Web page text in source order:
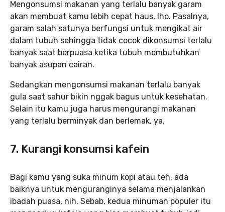
Mengonsumsi makanan yang terlalu banyak garam
akan membuat kamu lebih cepat haus, lho. Pasalnya,
garam salah satunya berfungsi untuk mengikat air
dalam tubuh sehingga tidak cocok dikonsumsi terlalu
banyak saat berpuasa ketika tubuh membutuhkan
banyak asupan cairan.
Sedangkan mengonsumsi makanan terlalu banyak
gula saat sahur bikin nggak bagus untuk kesehatan.
Selain itu kamu juga harus mengurangi makanan
yang terlalu berminyak dan berlemak, ya.
7. Kurangi konsumsi kafein
Bagi kamu yang suka minum kopi atau teh, ada
baiknya untuk menguranginya selama menjalankan
ibadah puasa, nih. Sebab, kedua minuman populer itu